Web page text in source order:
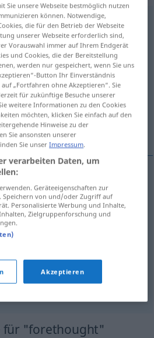
anklicken/antippen)
Erwägung im
forethoughtprecaution
anticipation
forethoughtanticipation
für "forethought"
Sie unsere Webseite bestmöglich nutzen
können. Notwendige,
die für den Betrieb der Webseite
unserer Webseite erforderlich sind,
Vorauswahl immer auf Ihrem Endgerät
und Cookies, die der Bereitstellung
werden nur gespeichert, wenn Sie uns
Button Ihr Einverständnis
„Fortfahren ohne Akzeptieren“. Sie
für zukünftige Besuche unserer
weitere Informationen zu den Cookies
möchten, klicken Sie einfach auf den
Hinweise zu der
Sie ansonsten unserer
Sie unserImpressum.
verarbeiten Daten, um
Geräteeigenschaften zur
von und/oder Zugriff auf
Personalisierte Werbung und Inhalte,
Zielgruppenforschung und
Akzeptieren